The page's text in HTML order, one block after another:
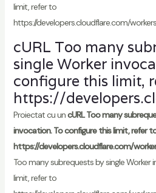
limit, refer to
https://developers.cloudflare.com/
cURL Too many
single Worker
configure this limit,
https://
Proiectat cu uncURL Too many
invocation. To configure this limit, refer
https://developers.cloudflare.com/
Too many subrequests by single Worker
limit, refer to